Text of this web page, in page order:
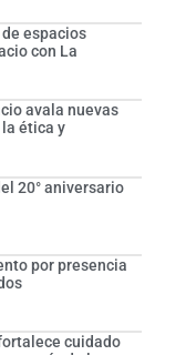
espacios
con La
avala nuevas
ética y
20° aniversario
por presencia
cuidado